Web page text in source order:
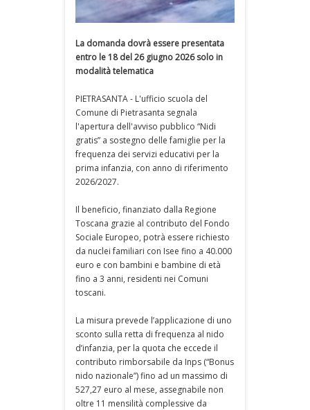
La domanda dovrà essere presentata
entro le 18 del 26 giugno 2026 solo in
modalità telematica
PIETRASANTA - L'ufficio scuola del
Comune di Pietrasanta segnala
l'apertura dell'avviso pubblico “Nidi
gratis” a sostegno delle famiglie per la
frequenza dei servizi educativi per la
prima infanzia, con anno di riferimento
2026/2027.
Il beneficio, finanziato dalla Regione
Toscana grazie al contributo del Fondo
Sociale Europeo, potrà essere richiesto
da nuclei familiari con Isee fino a 40.000
euro e con bambini e bambine di età
fino a 3 anni, residenti nei Comuni
toscani.
La misura prevede l’applicazione di uno
sconto sulla retta di frequenza al nido
d’infanzia, per la quota che eccede il
contributo rimborsabile da Inps (“Bonus
nido nazionale”) fino ad un massimo di
527,27 euro al mese, assegnabile non
oltre 11 mensilità complessive da